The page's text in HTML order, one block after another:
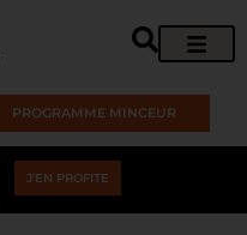
PROGRAMME MINCEUR
J'EN PROFITE